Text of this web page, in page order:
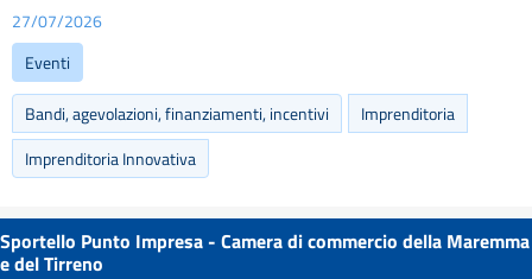
27/07/2026
Eventi
Bandi, agevolazioni, finanziamenti, incentivi
Imprenditoria
Imprenditoria Innovativa
Sportello Punto Impresa - Camera di commercio della Maremma
e del Tirreno